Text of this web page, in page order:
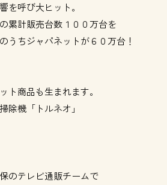
を呼び大ヒット。
累計販売台数１００万台を
うちジャパネットが６０万台！
ト商品も生まれます。
除機「トルネオ」
のテレビ通販チームで